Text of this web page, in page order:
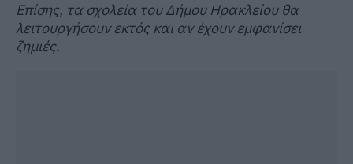
Επίσης, τα σχολεία του Δήμου Ηρακλείου θα
λειτουργήσουν εκτός και αν έχουν εμφανίσει
ζημιές.